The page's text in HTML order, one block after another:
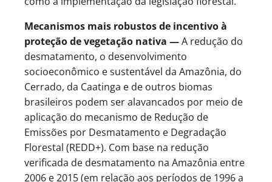
Mecanismos mais robustos de incentivo à
proteção de vegetação nativa —A redução do
desmatamento, o desenvolvimento
socioeconômico e sustentável da Amazônia, do
Cerrado, da Caatinga e de outros biomas
brasileiros podem ser alavancados por meio de
aplicação do mecanismo de Redução de
Emissões por Desmatamento e Degradação
Florestal (REDD+). Com base na redução
verificada de desmatamento na Amazônia entre
2006 e 2015 (em relação aos períodos de 1996 a